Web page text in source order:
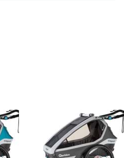
Kidgoo1 Sport
Q8S-20-G